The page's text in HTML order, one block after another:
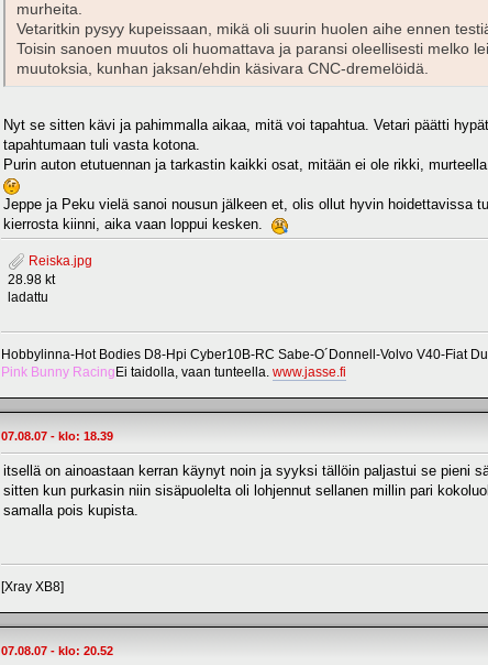
murheita.
Vetaritkin pysyy kupeissaan, mikä oli suurin huolen aihe ennen
Toisin sanoen muutos oli huomattava ja paransi oleellisesti melko
muutoksia, kunhan jaksan/ehdin käsivara CNC-dremelöidä.
Nyt se sitten kävi ja pahimmalla aikaa, mitä voi tapahtua. Vetari päätti
tapahtumaan tuli vasta kotona.
Purin auton etutuennan ja tarkastin kaikki osat, mitään ei ole rikki,
Jeppe ja Peku vielä sanoi nousun jälkeen et, olis ollut hyvin hoidettavissa
kierrosta kiinni, aika vaan loppui kesken.
Reiska.jpg
28.98 kt
ladattu
Hobbylinna-Hot Bodies D8-Hpi Cyber10B-RC Sabe-O´Donnell-Volvo V40-Fiat
Pink Bunny Racing Ei taidolla, vaan tunteella. www.jasse.fi
07.08.07 - klo: 18.39
itsellä on ainoastaan kerran käynyt noin ja syyksi tällöin paljastui se pieni
sitten kun purkasin niin sisäpuolelta oli lohjennut sellanen millin pari
samalla pois kupista.
[Xray XB8]
07.08.07 - klo: 20.52